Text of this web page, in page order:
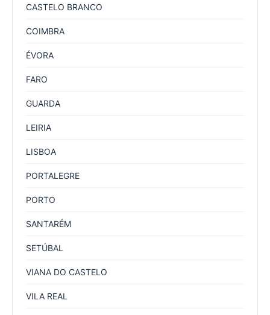
CASTELO BRANCO
COIMBRA
ÉVORA
FARO
GUARDA
LEIRIA
LISBOA
PORTALEGRE
PORTO
SANTARÉM
SETÚBAL
VIANA DO CASTELO
VILA REAL